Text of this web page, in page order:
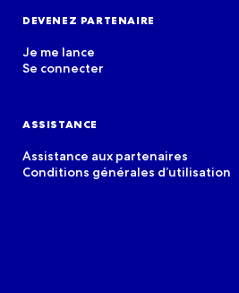
DEVENEZ PARTENAIRE
Je me lance
Se connecter
ASSISTANCE
Assistance aux partenaires
Conditions générales d’utilisation